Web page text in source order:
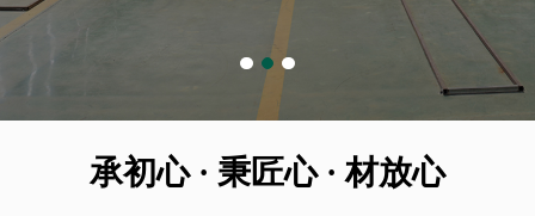
承初心 · 秉匠心 · 材放心